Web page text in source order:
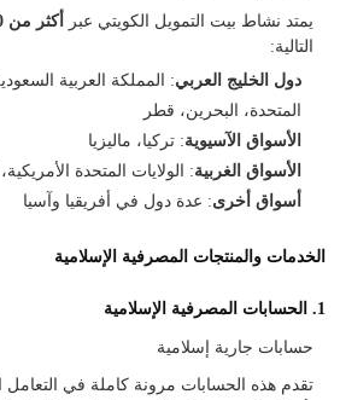
يمتد نشاط بيت التمويل الكويتي عبر أكثر من 100 فرع
التالية:
دول الخليج العربي: المملكة العربية
المتحدة، البحرين، قطر
الأسواق الآسيوية: تركيا، ماليزيا
الأسواق الغربية: الولايات المتحدة الأمريكية،
أسواق أخرى: عدة دول في أفريقيا وآسيا
الخدمات والمنتجات المصرفية الإسلامية
1. الحسابات المصرفية الإسلامية
حسابات جارية إسلامية
تقدم هذه الحسابات مرونة كاملة في التعامل